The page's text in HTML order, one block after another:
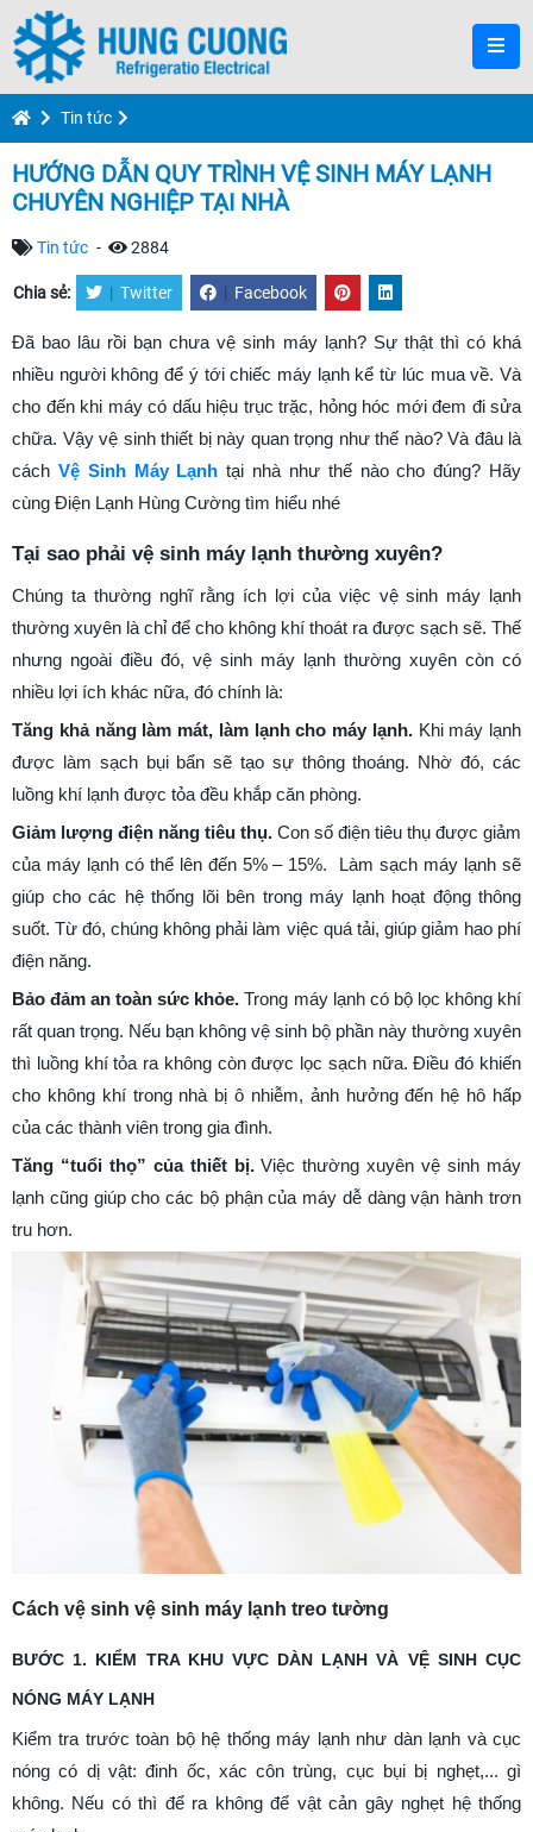
Tin tức
HƯỚNG DẪN QUY TRÌNH VỆ SINH MÁY LẠNH
CHUYÊN NGHIỆP TẠI NHÀ
Tin tức - 2884
Chia sẻ: | Twitter | Facebook
Đã bao lâu rồi bạn chưa vệ sinh máy lạnh? Sự thật thì có khá
nhiều người không để ý tới chiếc máy lạnh kể từ lúc mua về. Và
cho đến khi máy có dấu hiệu trục trặc, hỏng hóc mới đem đi sửa
chữa. Vậy vệ sinh thiết bị này quan trọng như thế nào? Và đâu là
cách Vệ Sinh Máy Lạnh tại nhà như thế nào cho đúng? Hãy
cùng Điện Lạnh Hùng Cường tìm hiểu nhé
Tại sao phải vệ sinh máy lạnh thường xuyên?
Chúng ta thường nghĩ rằng ích lợi của việc vệ sinh máy lạnh
thường xuyên là chỉ để cho không khí thoát ra được sạch sẽ. Thế
nhưng ngoài điều đó, vệ sinh máy lạnh thường xuyên còn có
nhiều lợi ích khác nữa, đó chính là:
Tăng khả năng làm mát, làm lạnh cho máy lạnh.Khi máy lạnh
được làm sạch bụi bẩn sẽ tạo sự thông thoáng. Nhờ đó, các
luồng khí lạnh được tỏa đều khắp căn phòng.
Giảm lượng điện năng tiêu thụ. Con số điện tiêu thụ được giảm
của máy lạnh có thể lên đến 5% – 15%. Làm sạch máy lạnh sẽ
giúp cho các hệ thống lõi bên trong máy lạnh hoạt động thông
suốt. Từ đó, chúng không phải làm việc quá tải, giúp giảm hao phí
điện năng.
Bảo đảm an toàn sức khỏe. Trong máy lạnh có bộ lọc không khí
rất quan trọng. Nếu bạn không vệ sinh bộ phần này thường xuyên
thì luồng khí tỏa ra không còn được lọc sạch nữa. Điều đó khiến
cho không khí trong nhà bị ô nhiễm, ảnh hưởng đến hệ hô hấp
của các thành viên trong gia đình.
Tăng “tuổi thọ” của thiết bị.Việc thường xuyên vệ sinh máy
lạnh cũng giúp cho các bộ phận của máy dễ dàng vận hành trơn
tru hơn.
Cách vệ sinh vệ sinh máy lạnh treo tường
BƯỚC 1. KIỂM TRA KHU VỰC DÀN LẠNH VÀ VỆ SINH CỤC
NÓNG MÁY LẠNH
Kiểm tra trước toàn bộ hệ thống máy lạnh như dàn lạnh và cục
nóng có dị vật: đinh ốc, xác côn trùng, cục bụi bị nghẹt,... gì
không. Nếu có thì để ra không để vật cản gây nghẹt hệ thống